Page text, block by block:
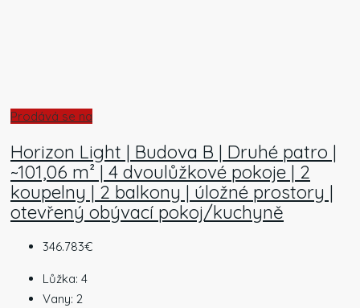
Prodává se na
Horizon Light | Budova B | Druhé patro |
~101,06 m² | 4 dvoulůžkové pokoje | 2
koupelny | 2 balkony | úložné prostory |
otevřený obývací pokoj/kuchyně
346.783€
Lůžka: 4
Vany: 2